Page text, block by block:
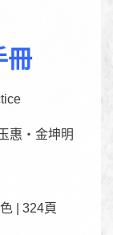
冊
惠‧金坤明
| 324頁